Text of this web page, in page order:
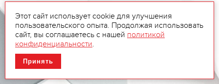
Этот сайт использует cookie для улучшения
пользовательского опыта. Продолжая использовать
сайт, вы соглашаетесь с нашей политикой
конфиденциальности.
Принять